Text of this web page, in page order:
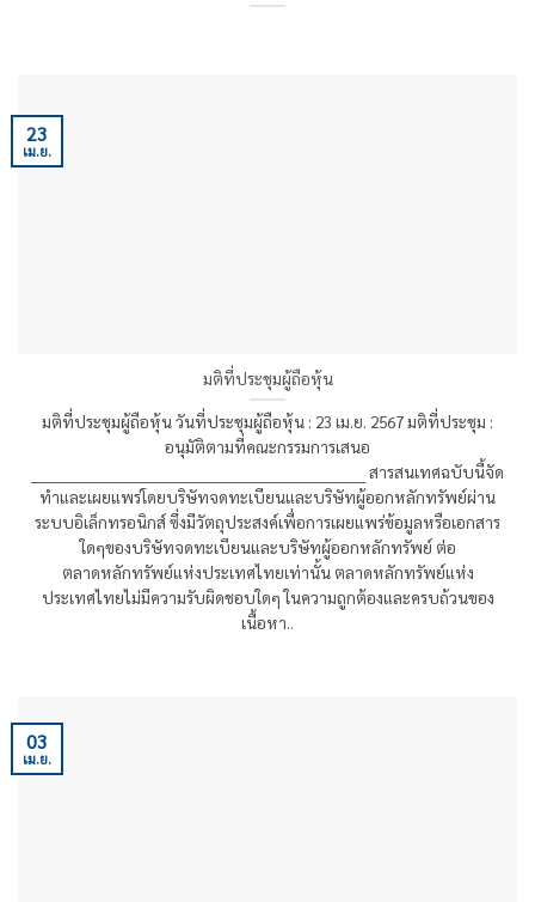
มติที่ประชุมผู้ถือหุ้น
มติที่ประชุมผู้ถือหุ้น วันที่ประชุมผู้ถือหุ้น : 23 เม.ย. 2567 มติที่ประชุม :
อนุมัติตามที่คณะกรรมการเสนอ
______________________________________________________________________ สารสนเทศฉบับนี้จัด
ทำและเผยแพร่โดยบริษัทจดทะเบียนและบริษัทผู้ออกหลักทรัพย์ผ่าน
ระบบอิเล็กทรอนิกส์ ซึ่งมีวัตถุประสงค์เพื่อการเผยแพร่ข้อมูลหรือเอกสาร
ใดๆของบริษัทจดทะเบียนและบริษัทผู้ออกหลักทรัพย์ ต่อ
ตลาดหลักทรัพย์แห่งประเทศไทยเท่านั้น ตลาดหลักทรัพย์แห่ง
ประเทศไทยไม่มีความรับผิดชอบใดๆ ในความถูกต้องและครบถ้วนของ
เนื้อหา..
23
เม.ย.
03
เม.ย.